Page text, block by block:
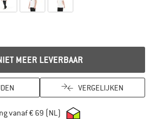
MEER LEVERBAAR
VERGELIJKEN
vanaf € 69 (NL) Vind hier de